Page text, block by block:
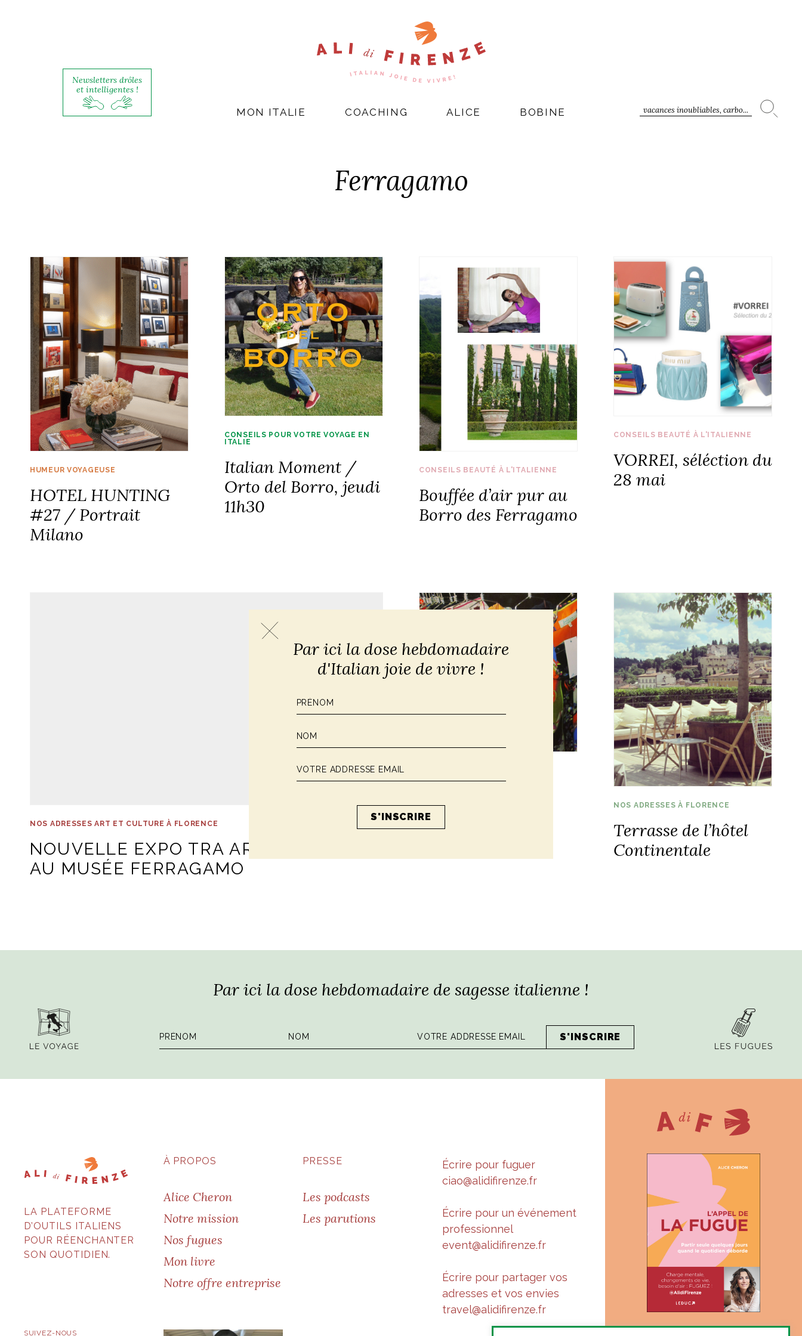
Newsletters drôles
et intelligentes !
vacances inoubliables, carbo...
MON ITALIE COACHING ALICE BOBINE
Ferragamo
HUMEUR VOYAGEUSE
HOTEL HUNTING
#27 / Portrait
Milano
CONSEILS POUR VOTRE VOYAGE EN
ITALIE
Italian Moment /
Orto del Borro, jeudi
11h30
CONSEILS BEAUTÉ À L'ITALIENNE
Bouffée d’air pur au
Borro des Ferragamo
CONSEILS BEAUTÉ À L'ITALIENNE
VORREI, séléction du
28 mai
NOS ADRESSES ART ET CULTURE À FLORENCE
NOUVELLE EXPO TRA ARTE E MODA
AU MUSÉE FERRAGAMO
Epoca
NOS ADRESSES À FLORENCE
Terrasse de l’hôtel
Continentale
Par ici la dose hebdomadaire de sagesse italienne !
LA PLATEFORME
D’OUTILS ITALIENS
POUR RÉENCHANTER
SON QUOTIDIEN.
À PROPOS
Alice Cheron
Notre mission
Nos fugues
Mon livre
Notre offre entreprise
PRESSE
Les podcasts
Les parutions
Écrire pour fuguer
ciao@alidifirenze.fr
Écrire pour un événement
professionnel
event@alidifirenze.fr
Écrire pour partager vos
adresses et vos envies
travel@alidifirenze.fr
SUIVEZ-NOUS « Suis-je à ma juste place ?
Par ici la dose hebdomadaire
d'Italian joie de vivre !